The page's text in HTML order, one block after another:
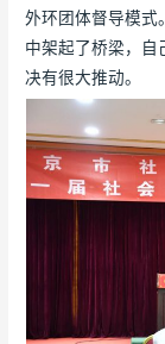
外环团体督导模式
中架起了桥梁，
决有很大推动。